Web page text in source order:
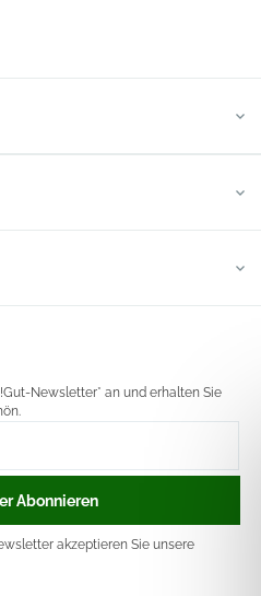
Newsletter* an und erhalten Sie
Abonnieren
akzeptieren Sie unsere